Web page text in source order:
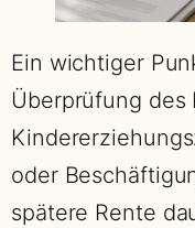
Ein wichtiger
Überprüfung des
oder
spätere Rente